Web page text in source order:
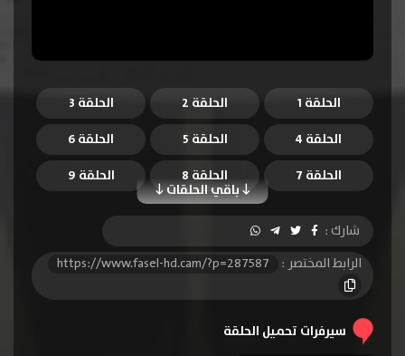
الحلقة 1 الحلقة 2
الحلقة 3
الحلقة 4
الحلقة 5 الحلقة 6
باقي الحلقات
الحلقة 7 الحلقة 8
الحلقة 9
الحلقة 11
الحلقة 13
الحلقة 14
شارك :
الرابط المختصر :
https://www.fasel-hd.cam/?p=287587
سيرفرات تحميل الحلقة